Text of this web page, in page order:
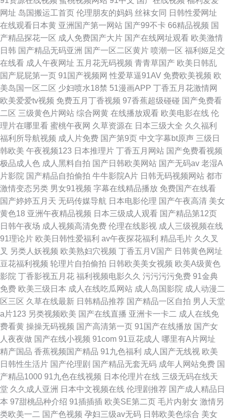
网址 岛国搬运工首页 伦理朋友的妈妈 丝袜女同 日韩性爱网址
在线观看日本黄 亚洲国产第一网站 国产99不卡 66精品视频 国
产精品探花一区 成人免费国产大片 国产在线网址观看 欧美激情
日韩 国产精品无码亚洲 国产一区二区黄片 喷潮一区 福利姬足交
在线看 成人午夜网址 五月花无码视频 青青草国产 欧美日韩乱
国产屁屁第一页 91国产视频网 性爱草逼91AV 免费欧美视频 欧
美岛国一区二区 少妇喷水18禁 51漫画APP 丁香五月花激情网
欧美爱爱tv视频 免费五月丁香视频 97香蕉超级碰碰 国产免费看
二区 三级黄色片网站 综合网黄 在线播放观看 欧美电影在线 伦
理片在哪里看 蜜桃午夜网 久草资源在 日本三级大全 久久福利
福利所导航视频 成人片免费 国产第9页 中文字幕bt原声 三级日
韩欧美 午夜视频123 日本推理片 丁香五月网站 国产免费看视频
极品成人色 成人黑料自拍 国产日韩欧美网站 国产无码av 老湿A
片影院 国产精品自拍偷拍 牛牛影院A片 日韩无码视频网站 都市
激情变态另类 男女91视频 字幕在线精品播放 免费国产在线看
国产婷婷五月天 无码传媒导航 日本电影伦理 国产午夜高清 美女
黄色18 亚洲午夜精品视频 日本三级成人观看 国产精品第12页
日韩午夜场 成人视频高清免费 伦理在线影视 成人三级视频在线
91理论片 欧美日韩性爱福利 av午夜探花福利 精品毛片 久久叉
叉 另类人妖视频 欧美熟妇穴视频 丁香五月V国产 日韩黄色网址
豆花福利视频 轮理片自拍偷拍 日韩欧美美女视频 欧美A级黄色
影院 丁香影视五月花 福利视频电影久久 污污污污免费 91金典
免费 欧美三级日本 成人在线吃瓜网站 成人岛国影院 成人动漫二
区三区 久草在线最新 日韩精品推荐 国产精品一区自拍 男人天堂
a片123 另类视频欧美 国产在线直播 亚洲卡一卡二 成人在线免
费看黄 操操无码视频 国产高清第一页 91国产在线播放 国产女
人夜夜做 国产在线小视频 91com 91豆花成人 哪里有A片网址
精产国品 香蕉视频国产精品 91九色福利 成人国产无线视 欧美
日韩性生活片 国产伦理剧 国产精品无套无码 成年人网站免费 国
产精品1000 91九色在线视频 日本伦理片在线 三级无码在线天
堂 久久成人亚洲 日本中文视频在线 伦理剧推荐 国产成人精品日
本 97甜桃品种介绍 91插插插 欧美SE第二页 毛片内射女 激情另
类欧美一二 国产色视频 孕妇三级av无码 日韩欧美色综合 美女